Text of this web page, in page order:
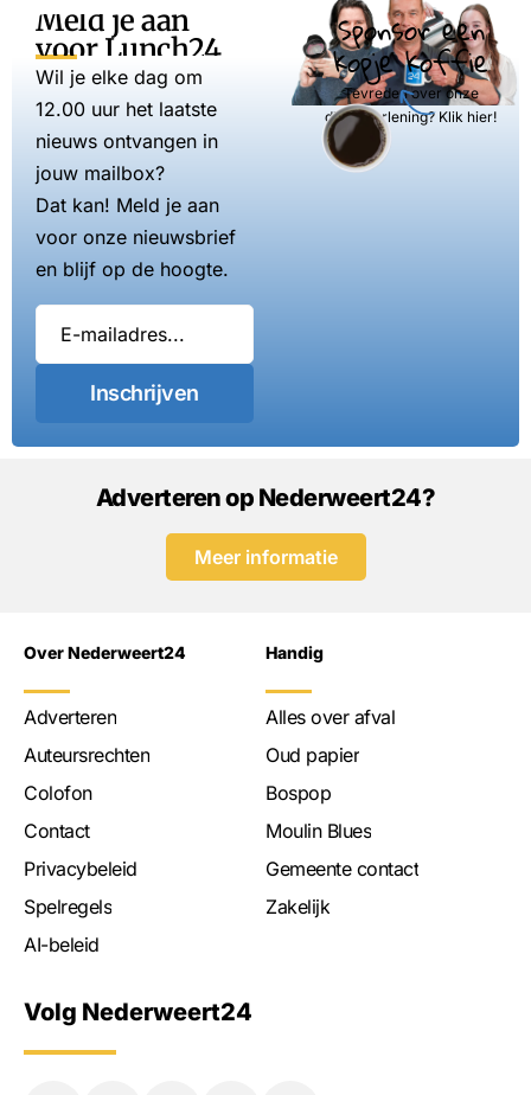
Meld je aan
voor Lunch24
Wil je elke dag om
12.00 uur het laatste
nieuws ontvangen in
jouw mailbox?
Dat kan! Meld je aan
voor onze nieuwsbrief
en blijf op de hoogte.
Inschrijven
Sponsor een
kopje koffie
Tevreden over onze
dienstverlening? Klik hier!
Adverteren op Nederweert24?
Meer informatie
Over Nederweert24
Adverteren
Auteursrechten
Colofon
Contact
Privacybeleid
Spelregels
AI-beleid
Handig
Alles over afval
Oud papier
Bospop
Moulin Blues
Gemeente contact
Zakelijk
Volg Nederweert24